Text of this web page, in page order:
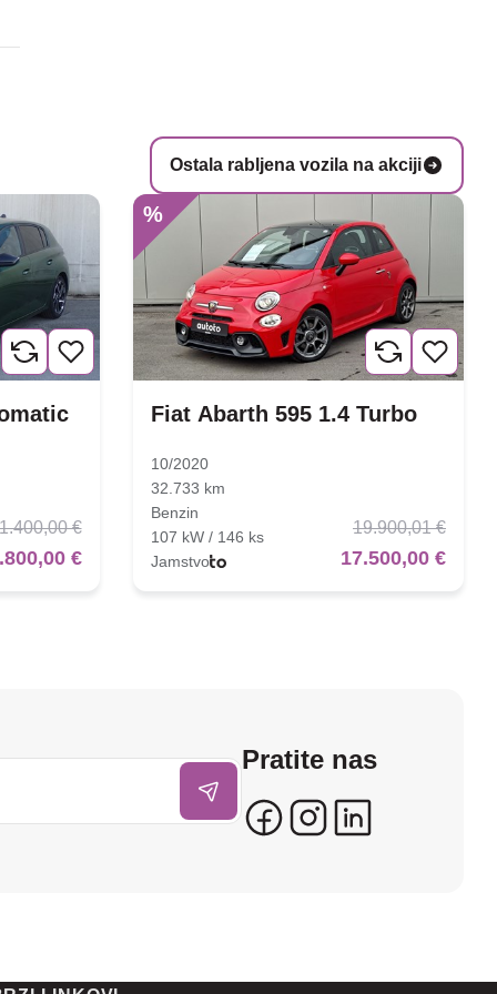
Ostala rabljena vozila na akciji
€
€
%
Fiat Abarth 595 1.4 Turbo
10/2020
32.733 km
Benzin
107 kW / 146 ks
Jamstvo
19.900,01 €
17.500,00 €
Pratite nas